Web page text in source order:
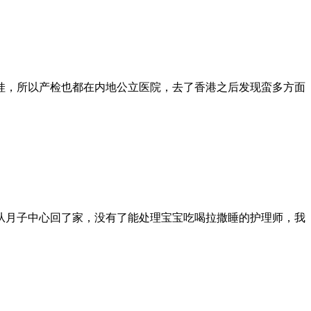
所以产检也都在内地公立医院，去了香港之后发现蛮多方面
子中心回了家，没有了能处理宝宝吃喝拉撒睡的护理师，我